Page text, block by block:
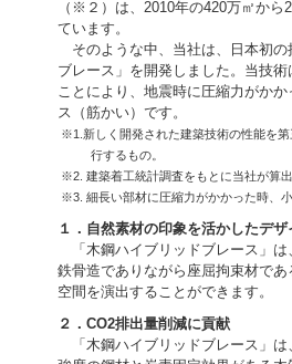
（※２）は、2010年の420万㎡か
ています。
そのような中、当社は、日本初の
ブレース」を開発しました。当技
ことにより、地震時に圧縮力がか
ス（筋かい）です。
※1.新しく開発された建築技術の性能を
行するもの。
※2. 建築着工統計調査をもとに当社が算出
※3. 細長い部材に圧縮力がかかった時、
１．自然素材の印象を活かしたデザ
「木鋼ハイブリッドブレース」は
鉄骨造でありながら座屈拘束材で
空間を演出することができます。
２．CO2排出量削減に貢献
「木鋼ハイブリッドブレース」は